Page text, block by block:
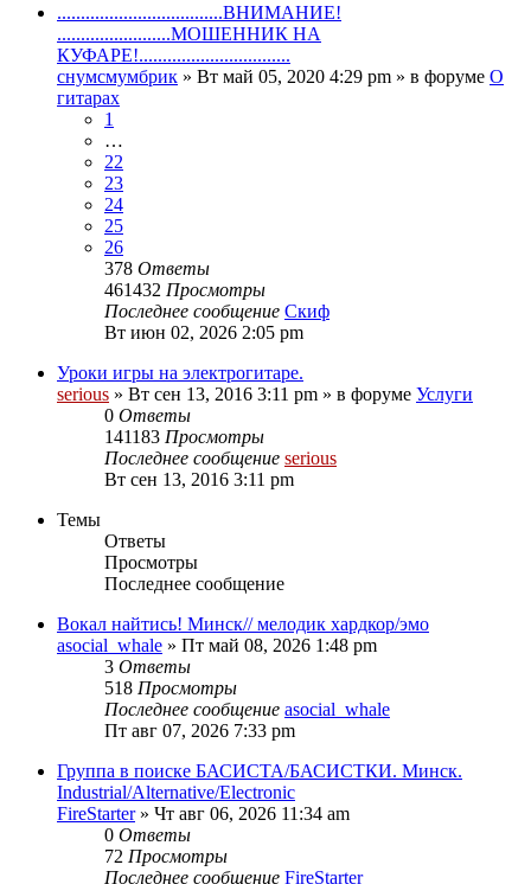
...................................ВНИМАНИЕ!
........................МОШЕННИК НА
КУФАРЕ!................................
снумсмумбрик » Вт май 05, 2020 4:29 pm » в форуме О
гитарах
1
…
22
23
24
25
26
378 Ответы
461432 Просмотры
Последнее сообщение Скиф
Вт июн 02, 2026 2:05 pm
Уроки игры на электрогитаре.
serious » Вт сен 13, 2016 3:11 pm » в форуме Услуги
0 Ответы
141183 Просмотры
Последнее сообщение serious
Вт сен 13, 2016 3:11 pm
Темы
Ответы
Просмотры
Последнее сообщение
Вокал найтись! Минск// мелодик хардкор/эмо
asocial_whale » Пт май 08, 2026 1:48 pm
3 Ответы
518 Просмотры
Последнее сообщение asocial_whale
Пт авг 07, 2026 7:33 pm
Группа в поиске БАСИСТА/БАСИСТКИ. Минск.
Industrial/Alternative/Electronic
FireStarter» Чт авг 06, 2026 11:34 am
0 Ответы
72 Просмотры
Последнее сообщение FireStarter